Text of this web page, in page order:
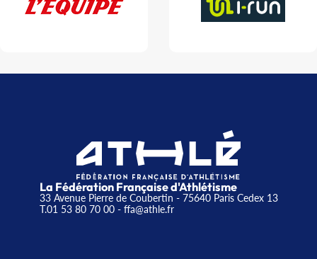
La Fédération Française d'Athlétisme
33 Avenue Pierre de Coubertin - 75640 Paris Cedex 13
T.01 53 80 70 00- ffa@athle.fr